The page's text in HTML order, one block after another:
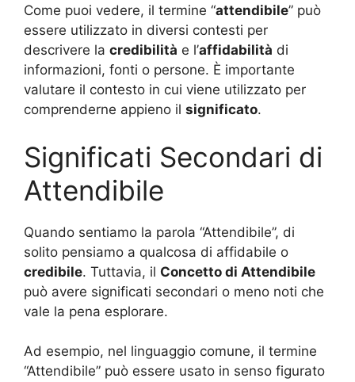
Come puoi vedere, il termine “attendibile” può
essere utilizzato in diversi contesti per
descrivere la credibilità e l’affidabilità di
informazioni, fonti o persone. È importante
valutare il contesto in cui viene utilizzato per
comprenderne appieno il significato.
Significati Secondari di
Attendibile
Quando sentiamo la parola “Attendibile”, di
solito pensiamo a qualcosa di affidabile o
credibile. Tuttavia, il Concetto di Attendibile
può avere significati secondari o meno noti che
vale la pena esplorare.
Ad esempio, nel linguaggio comune, il termine
“Attendibile” può essere usato in senso figurato